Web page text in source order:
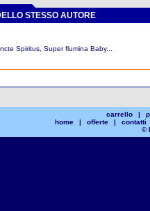
STESSO AUTORE
Spiritus, Super flumina Baby...
carrello |
home
| offerte |
contatti
©